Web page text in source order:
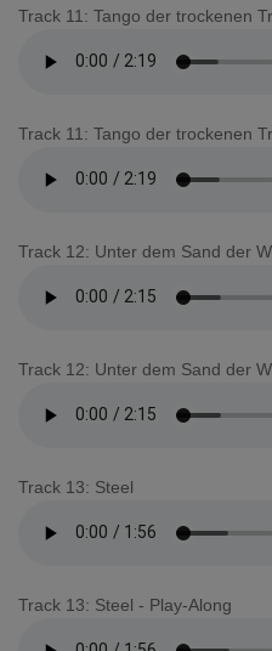
Track 11: Tango der trockenen
Track 11: Tango der trockenen
Track 12: Unter dem Sand der
Track 12: Unter dem Sand der
Track 13: Steel
Track 13: Steel - Play-Along